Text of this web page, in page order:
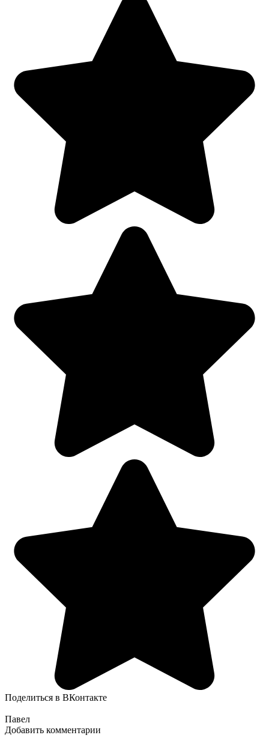
Поделиться в ВКонтакте
Павел
Добавить комментарии